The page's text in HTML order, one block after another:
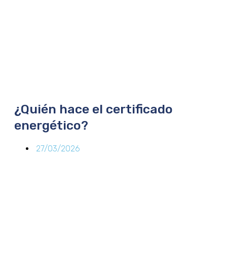
¿Quién hace el certificado
energético?
27/03/2026